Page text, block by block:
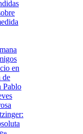
en
de
Pablo